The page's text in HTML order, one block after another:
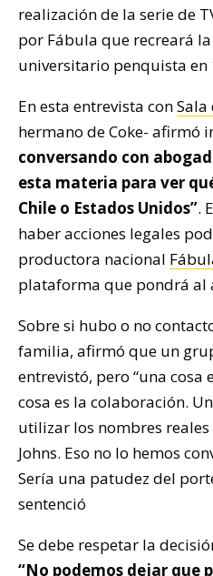
realización de la serie de
por Fábula que recreará
universitario penquista en
En esta entrevista conSala
hermano de Coke- afirmó
conversando con
esta materia para ver
Chile o Estados Unidos”.
haber acciones legales
productora nacional
plataforma que pondrá al
Sobre si hubo o no
familia, afirmó que un
entrevistó, pero “una cosa
cosa es la colaboración.
utilizar los nombres
Johns. Eso no lo hemos
Sería una patudez del
sentenció
Se debe respetar la
“No podemos dejar que